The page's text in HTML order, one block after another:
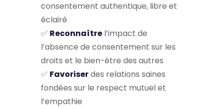
consentement authentique, libre et
éclairé
✅ Reconnaître l’impact de
l’absence de consentement sur les
droits et le bien-être des autres
✅ Favoriserdes relations saines
fondées sur le respect mutuel et
l’empathie